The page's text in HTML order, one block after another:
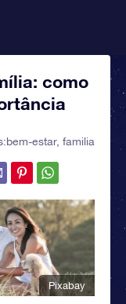
como
bem-estar, familia
Pixabay